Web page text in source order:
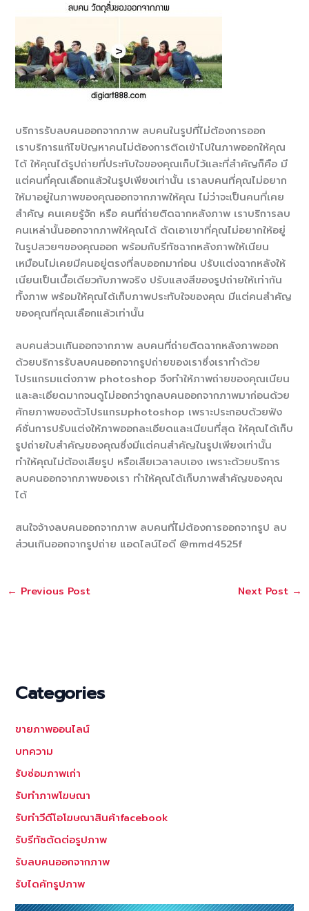
บริการรับลบคนออกจากภาพ ลบคนในรูปที่ไม่ต้องการออก
เราบริการแก้ไขปัญหาคนไม่ต้องการติดเข้าไปในภาพออกให้คุณ
ได้ ให้คุณได้รูปถ่ายที่ประทับใจของคุณเก็บไว้และที่สำคัญก็คือ มี
แต่คนที่คุณเลือกแล้วในรูปเพียงเท่านั้น เราลบคนที่คุณไม่อยาก
ให้มาอยู่ในภาพของคุณออกจากภาพให้คุณ ไม่ว่าจะเป็นคนที่เคย
สำคัญ คนเคยรู้จัก หรือ คนที่ถ่ายติดฉากหลังภาพ เราบริการลบ
คนเหล่านั้นออกจากภาพให้คุณได้ ตัดเอาเขาที่คุณไม่อยากให้อยู่
ในรูปสวยๆของคุณออก พร้อมกับรีทัชฉากหลังภาพให้เนียน
เหมือนไม่เคยมีคนอยู่ตรงที่ลบออกมาก่อน ปรับแต่งฉากหลังให้
เนียนเป็นเนื้อเดียวกับภาพจริง ปรับแสงสีของรูปถ่ายให้เท่ากัน
ทั้งภาพ พร้อมให้คุณได้เก็บภาพประทับใจของคุณ มีแต่คนสำคัญ
ของคุณที่คุณเลือกแล้วเท่านั้น
ลบคนส่วนเกินออกจากภาพ ลบคนที่ถ่ายติดฉากหลังภาพออก
ด้วยบริการรับลบคนออกจากรูปถ่ายของเราซึ่งเราทำด้วย
โปรแกรมแต่งภาพ photoshop จึงทำให้ภาพถ่ายของคุณเนียน
และละเอียดมากจนดูไม่ออกว่าถูกลบคนออกจากภาพมาก่อนด้วย
ศักยภาพของตัวโปรแกรมphotoshop เพราะประกอบด้วยฟัง
ค์ชั่นการปรับแต่งให้ภาพออกละเอียดและเนียนที่สุด ให้คุณได้เก็บ
รูปถ่ายใบสำคัญของคุณซึ่งมีแต่คนสำคัญในรูปเพียงเท่านั้น
ทำให้คุณไม่ต้องเสียรูป หรือเสียเวลาลบเอง เพราะด้วยบริการ
ลบคนออกจากภาพของเรา ทำให้คุณได้เก็บภาพสำคัญของคุณ
ได้
สนใจจ้างลบคนออกจากภาพ ลบคนที่ไม่ต้องการออกจากรูป ลบ
ส่วนเกินออกจากรูปถ่าย แอดไลน์ไอดี @mmd4525f
← Previous Post Next Post →
Categories
ขายภาพออนไลน์
บทความ
รับซ่อมภาพเก่า
รับทำภาพโฆษณา
รับทำวีดีโอโฆษณาสินค้าfacebook
รับรีทัชตัดต่อรูปภาพ
รับลบคนออกจากภาพ
รับไดคัทรูปภาพ